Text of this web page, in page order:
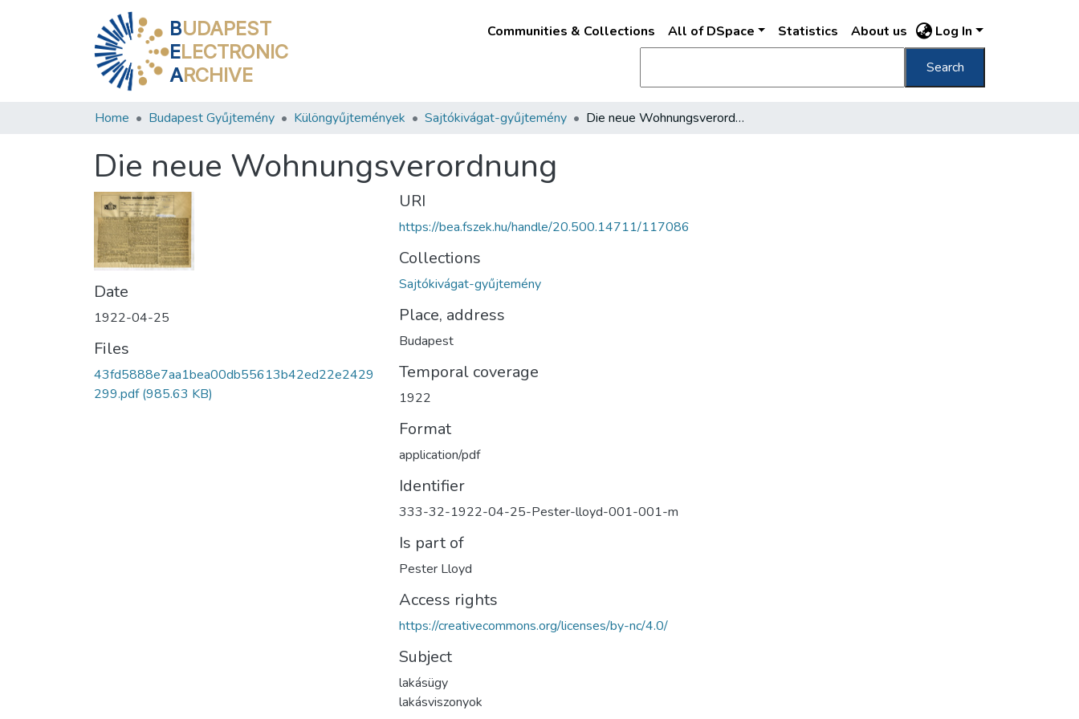
BUDAPEST
ELECTRONIC
ARCHIVE
Communities & Collections All of DSpace Statistics About us Log In
Search
Home Budapest Gyűjtemény Különgyűjtemények Sajtókivágat-gyűjtemény Die neue Wohnungsverordnung
Die neue Wohnungsverordnung
Date
1922-04-25
Files
43fd5888e7aa1bea00db55613b42ed22e2429
299.pdf(985.63 KB)
URI
https://bea.fszek.hu/handle/20.500.14711/117086
Collections
Sajtókivágat-gyűjtemény
Place, address
Budapest
Temporal coverage
1922
Format
application/pdf
Identifier
333-32-1922-04-25-Pester-lloyd-001-001-m
Is part of
Pester Lloyd
Access rights
https://creativecommons.org/licenses/by-nc/4.0/
Subject
lakásügy
lakásviszonyok